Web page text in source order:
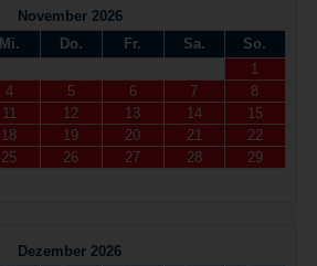
November 2026
Mi. Do. Fr. Sa.
So.
1
4 5 6 7
8
11 12 13 14
15
18 19 20 21
22
25 26 27 28
29
Dezember 2026